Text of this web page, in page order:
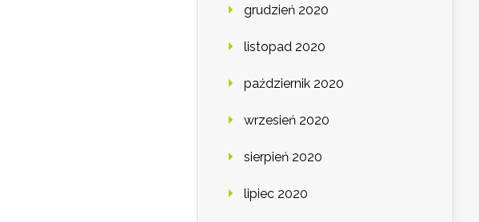
grudzień 2020
listopad 2020
październik 2020
wrzesień 2020
sierpień 2020
lipiec 2020